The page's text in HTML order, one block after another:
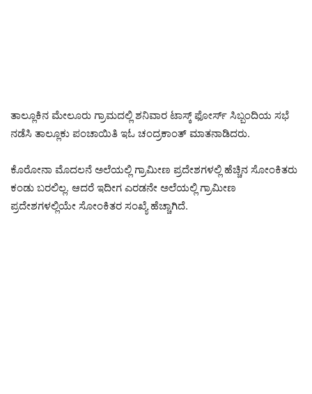
ತಾಲ್ಲೂಕಿನ ಮೇಲೂರು ಗ್ರಾಮದಲ್ಲಿ ಶನಿವಾರ ಟಾಸ್ಕ್ ಫೋರ್ಸ್ ಸಿಬ್ಬಂದಿಯ ಸಭೆ
ನಡೆಸಿ ತಾಲ್ಲೂಕು ಪಂಚಾಯಿತಿ ಇಓ ಚಂದ್ರಕಾಂತ್ ಮಾತನಾಡಿದರು.
ಕೊರೋನಾ ಮೊದಲನೆ ಅಲೆಯಲ್ಲಿ ಗ್ರಾಮೀಣ ಪ್ರದೇಶಗಳಲ್ಲಿ ಹೆಚ್ಚಿನ ಸೋಂಕಿತರು
ಕಂಡು ಬರಲಿಲ್ಲ. ಆದರೆ ಇದೀಗ ಎರಡನೇ ಅಲೆಯಲ್ಲಿ ಗ್ರಾಮೀಣ
ಪ್ರದೇಶಗಳಲ್ಲಿಯೇ ಸೋಂಕಿತರ ಸಂಖ್ಯೆ ಹೆಚ್ಚಾಗಿದೆ.